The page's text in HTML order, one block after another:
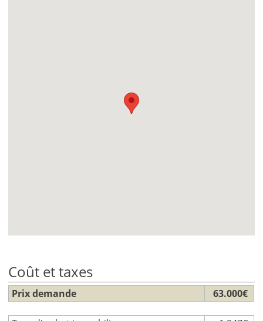
Coût et taxes
Prix demande 63.000€